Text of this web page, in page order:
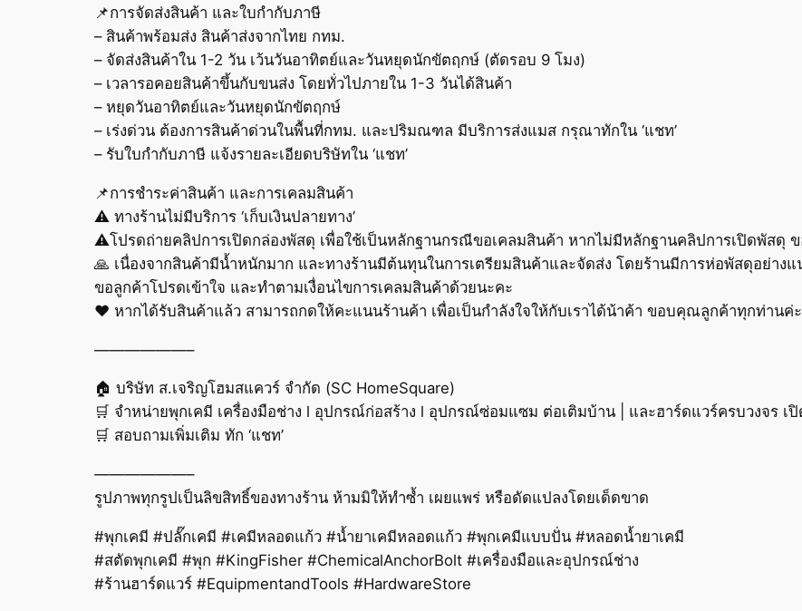
📌การจัดส่งสินค้า และใบกำกับภาษี
– สินค้าพร้อมส่ง สินค้าส่งจากไทย กทม.
– จัดส่งสินค้าใน 1-2 วัน เว้นวันอาทิตย์และวันหยุดนักขัตฤกษ์ (ตัดรอบ 9 โมง)
– เวลารอคอยสินค้าขึ้นกับขนส่ง โดยทั่วไปภายใน 1-3 วันได้สินค้า
– หยุดวันอาทิตย์และวันหยุดนักขัตฤกษ์
– เร่งด่วน ต้องการสินค้าด่วนในพื้นที่กทม. และปริมณฑล มีบริการส่งแมส กรุณาทักใน ‘แชท’
– รับใบกำกับภาษี แจ้งรายละเอียดบริษัทใน ‘แชท’
📌การชำระค่าสินค้า และการเคลมสินค้า
⚠️ ทางร้านไม่มีบริการ ‘เก็บเงินปลายทาง’
⚠️โปรดถ่ายคลิปการเปิดกล่องพัสดุ เพื่อใช้เป็นหลักฐานกรณีขอเคลมสินค้า หากไม่มีหลักฐานคลิปการเปิดพัสดุ
🙏 เนื่องจากสินค้ามีน้ำหนักมาก และทางร้านมีต้นทุนในการเตรียมสินค้าและจัดส่ง โดยร้านมีการห่อพัสดุอย่าง
ขอลูกค้าโปรดเข้าใจ และทำตามเงื่อนไขการเคลมสินค้าด้วยนะคะ
❤️ หากได้รับสินค้าแล้ว สามารถกดให้คะแนนร้านค้า เพื่อเป็นกำลังใจให้กับเราได้น้าค้า ขอบคุณลูกค้าทุกท่านค่
——————–
🏠 บริษัท ส.เจริญโฮมสแควร์ จำกัด (SC HomeSquare)
🛒 จำหน่ายพุกเคมี เครื่องมือช่าง l อุปกรณ์ก่อสร้าง l อุปกรณ์ซ่อมแซม ต่อเติมบ้าน | และฮาร์ดแวร์ครบวงจร เ
🛒 สอบถามเพิ่มเติม ทัก ‘แชท’
——————–
รูปภาพทุกรูปเป็นลิขสิทธิ์ของทางร้าน ห้ามมิให้ทำซ้ำ เผยแพร่ หรือดัดแปลงโดยเด็ดขาด
#พุกเคมี #ปลั๊กเคมี #เคมีหลอดแก้ว #น้ำยาเคมีหลอดแก้ว #พุกเคมีแบบปั่น #หลอดน้ำยาเคมี
#สตัดพุกเคมี #พุก #KingFisher #ChemicalAnchorBolt #เครื่องมือและอุปกรณ์ช่าง
#ร้านฮาร์ดแวร์ #EquipmentandTools #HardwareStore